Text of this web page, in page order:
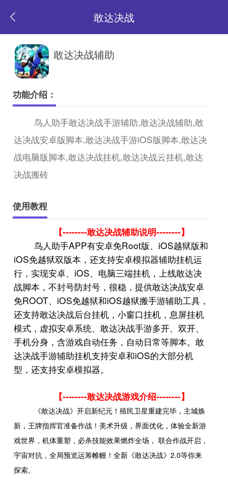
敢达决战
返
页
敢达决战辅助
功能介绍：
鸟人助手敢达决战手游辅助,敢达决战辅助,敢
达决战安卓版脚本,敢达决战手游iOS版脚本,敢达决
战电脑版脚本,敢达决战挂机,敢达决战云挂机,敢达
决战搬砖
使用教程
【--------敢达决战辅助说明--------】
鸟人助手APP有安卓免Root版、 iOS越狱版和
iOS免越狱双版本，还支持安卓模拟器辅助挂机运
行，实现安卓、 iOS、电脑三端挂机，上线敢达决
战脚本，不封号防封号，很稳，提供敢达决战安卓
免ROOT、 iOS免越狱和iOS越狱搬手游辅助工具，
还支持敢达决战后台挂机，小窗口挂机，息屏挂机
模式，虚拟安卓系统、敢达决战手游多开、双开、
手机分身，含游戏自动任务，自动日常等脚本。敢
达决战手游辅助挂机支持安卓和iOS的大部分机
型，还支持安卓模拟器。
【--------敢达决战游戏介绍--------】
《敢达决战》开启新纪元！殖民卫星重建完毕，主城焕
新，王牌指挥官准备作战！美术升级，界面优化，体验全新游
戏世界，机体重塑，必杀技能效果燃炸全场，
联合作战开启，
宇宙对抗，全局预览运筹帷幄！全新《敢达决战》2.0等你来
探索。